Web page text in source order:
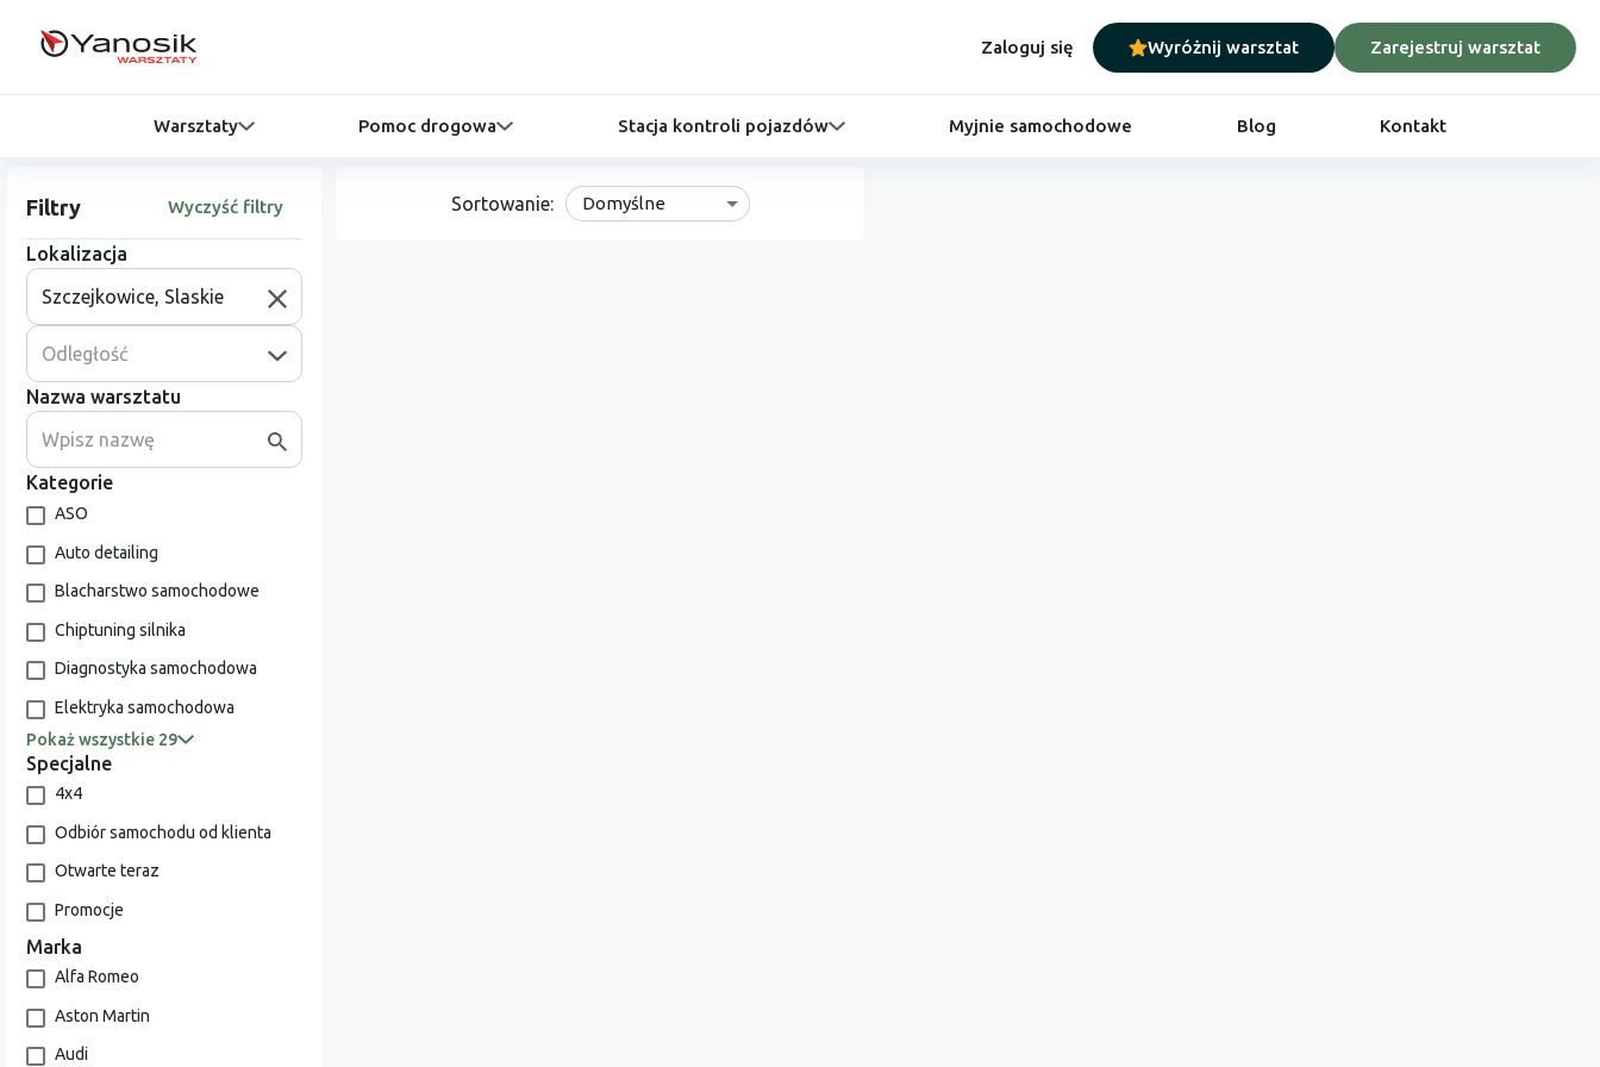
Zaloguj się Wyróżnij warsztat Zarejestruj warsztat
Warsztaty Pomoc drogowa Stacja kontroli pojazdów Myjnie samochodowe Blog Kontakt
Filtry Wyczyść filtry
Lokalizacja
Odległość
Nazwa warsztatu
Kategorie
ASO
Auto detailing
Blacharstwo samochodowe
Chiptuning silnika
Diagnostyka samochodowa
Elektryka samochodowa
Pokaż wszystkie 29
Specjalne
4x4
Odbiór samochodu od klienta
Otwarte teraz
Promocje
Marka
Alfa Romeo
Aston Martin
Audi
Sortowanie: Domyślne